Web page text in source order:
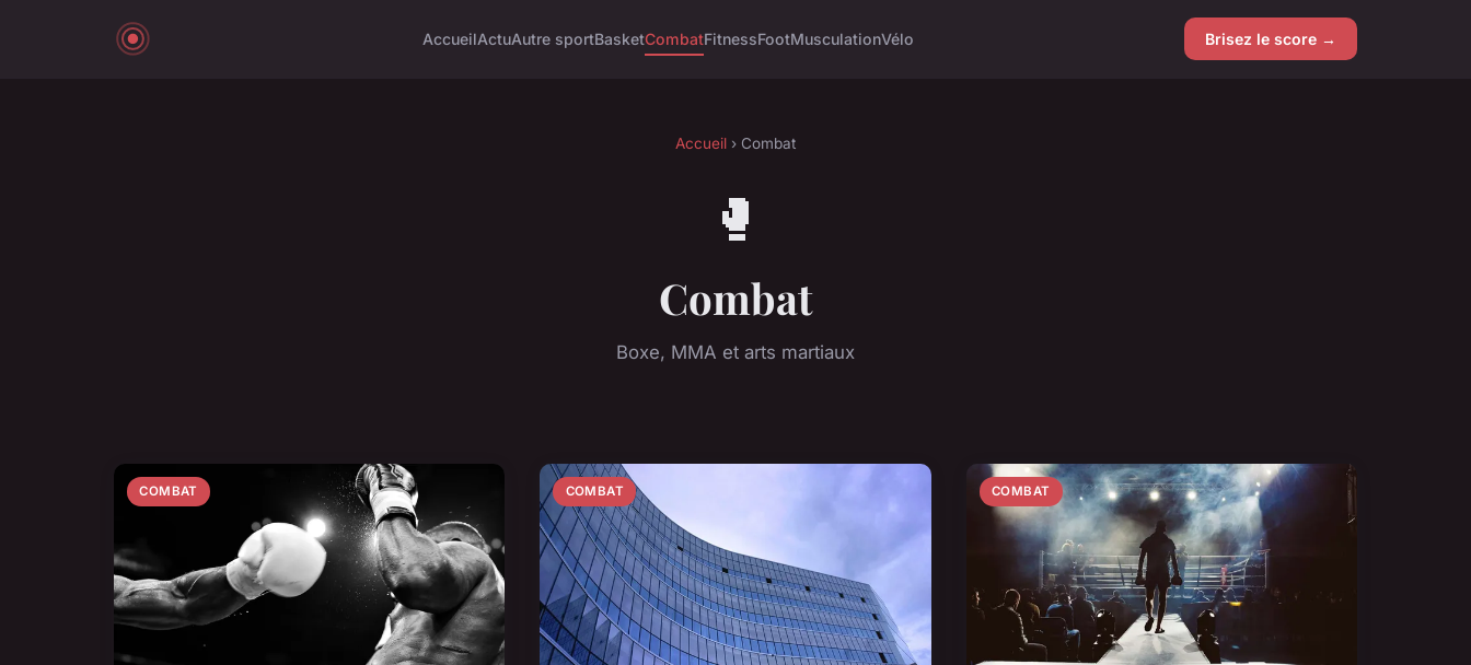
AccueilActuAutre sportBasketCombatFitnessFootMusculationVélo Brisez le score →
Accueil › Combat
🥊
Combat
Boxe, MMA et arts martiaux
COMBAT COMBAT COMBAT